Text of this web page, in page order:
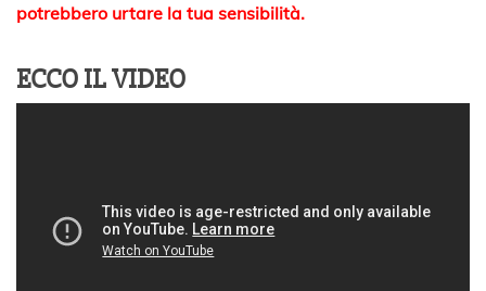
potrebbero urtare la tua sensibilità.
ECCO IL VIDEO